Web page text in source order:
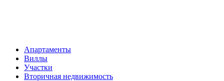
Апартаменты
Виллы
Участки
Вторичная недвижимость